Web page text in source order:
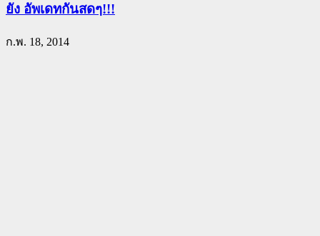
ยัง อัพเดทกันสดๆ!!!
ก.พ. 18, 2014